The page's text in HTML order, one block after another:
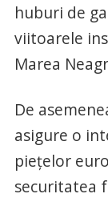
huburi de
viitoarele
Marea
De
asigure o
pieţelor
securitatea